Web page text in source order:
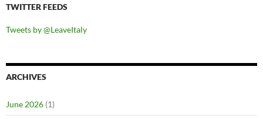
TWITTER FEEDS
Tweets by @LeaveItaly
ARCHIVES
June 2026 (1)